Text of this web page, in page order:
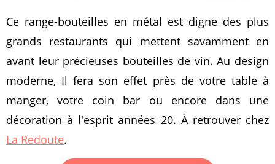
Ce range-bouteilles en métal est digne des plus
grands restaurants qui mettent savamment en
avant leur précieuses bouteilles de vin. Au design
moderne, Il fera son effet près de votre table à
manger, votre coin bar ou encore dans une
décoration à l'esprit années 20. À retrouver chez
La Redoute.